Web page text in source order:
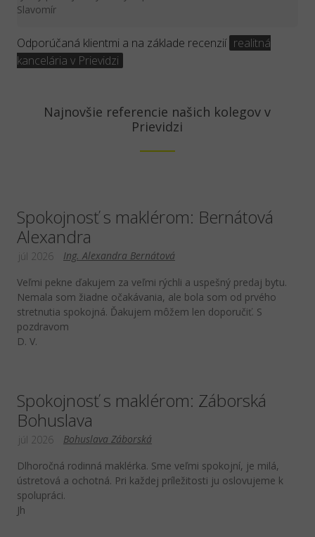
Slavomír
Odporúčaná klientmi a na základe recenzií realitná
kancelária v Prievidzi
Najnovšie referencie našich kolegov v
Prievidzi
Spokojnosť s maklérom: Bernátová
Alexandra
Ing. Alexandra Bernátová
júl 2026
Veľmi pekne ďakujem za veľmi rýchli a uspešný predaj bytu.
Nemala som žiadne očakávania, ale bola som od prvého
stretnutia spokojná. Ďakujem môžem len doporučiť. S
pozdravom
D. V.
Spokojnosť s maklérom: Záborská
Bohuslava
Bohuslava Záborská
júl 2026
Dlhoročná rodinná maklérka. Sme veľmi spokojní, je milá,
ústretová a ochotná. Pri každej príležitosti ju oslovujeme k
spolupráci.
Jh